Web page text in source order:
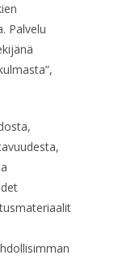
Palvelu